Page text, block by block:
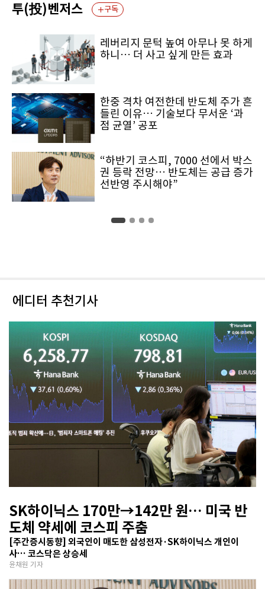
투(投)벤저스 구독
레버리지 문턱 높여 아무나 못 하게
하니… 더 사고 싶게 만든 효과
한중 격차 여전한데 반도체 주가 흔
들린 이유… 기술보다 무서운 ‘과
점 균열’ 공포
“하반기 코스피, 7000 선에서 박스
권 등락 전망… 반도체는 공급 증가
선반영 주시해야”
에디터 추천기사
SK하이닉스 170만→142만 원… 미국 반
도체 약세에 코스피 주춤
[주간증시동향] 외국인이 매도한 삼성전자·SK하이닉스 개인이
사… 코스닥은 상승세
윤채원 기자